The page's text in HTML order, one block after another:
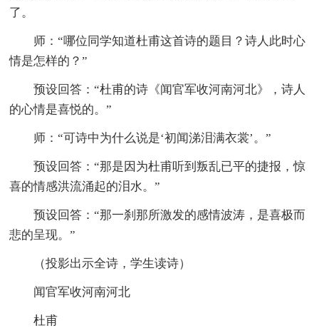
了。
师：“哪位同学知道杜甫这首诗的题目？诗人此时心
情是怎样的？”
预设回答：“杜甫的诗《闻官军收河南河北》，诗人
的心情是喜悦的。”
师：“可诗中为什么说是‘初闻涕泪满衣裳’。”
预设回答：“那是因为杜甫听到叛乱已平的捷报，惊
喜的情感洪流涌起的泪水。”
预设回答：“那一刹那所激发的感情波涛，是喜极而
悲的呈现。”
（投影出示全诗，学生读诗）
闻官军收河南河北
杜甫